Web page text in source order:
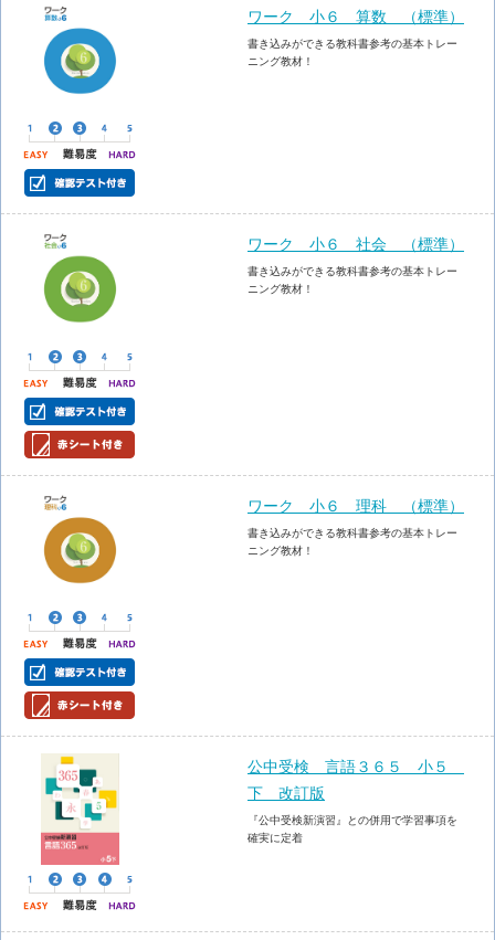
ワーク 小６ 算数 （標準）
書き込みができる教科書参考の基本トレー
ニング教材！
ワーク 小６ 社会 （標準）
書き込みができる教科書参考の基本トレー
ニング教材！
ワーク 小６ 理科 （標準）
書き込みができる教科書参考の基本トレー
ニング教材！
公中受検 言語３６５ 小５
下 改訂版
『公中受検新演習』との併用で学習事項を
確実に定着